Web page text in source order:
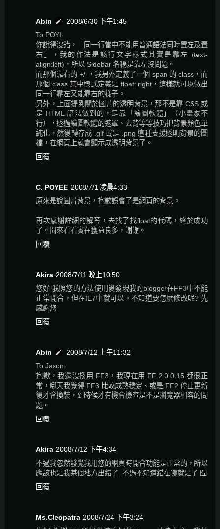
Abin
2008/6/30 下午1:45
To POYI:
你說得沒錯，「同一行當中不能用普通語法同時置左及置
右」，我的作法是該行文字樣式其實是靠左 (text-
align:left)，所以 Sidebar 名稱是靠左沒問題。
而那個靠右的 +/-，我另外定義了一個 span 的 class，而
那個 class 其中樣式定義是 float: right，這樣就可以做出
同一行靠左又能靠右的樣子。
另外，上面提到關於圖片的透明背景，那不是靠 CSS 或
是 HTML 語法做到的，是靠「繪圖軟體」（小畫家不
行），透過繪圖軟體的遮罩、去背等等技巧把背景顏色單
純化，然後轉存成 .gif 或是 .png 這種支援透明背景的圖
檔，在網頁上就會顯示成透明背景了。
回覆
C. POYEE 2008/7/1 凌晨4:33
原來是說圖片背景，抱歉誤會了是網頁的背景。
再次感謝詳細的解答，去找了找float的代碼，終於成功
了。閒來看看實在獲益良多，謝謝。
回覆
Akira 2008/7/11 晚上10:50
您好 我照您的方法使用後發現我的blogger在FF3中不能
正常開合，但在IE7中就可以。不知道要怎麼修改呢? 先
感謝您
回覆
Abin
2008/7/12 上午11:32
To Jason:
抱歉，我還沒換用 FF3，我現在用 FF 2.0.0.15 都很正
常，哪天我覺得 FF3 比較成熟穩定、或是 FF2 停止更新
後才會換裝，到時候才有機會檢查是不是瀏覽器相容的問
題。
回覆
Akira 2008/7/12 下午4:34
不過我忽然發覺我用您的網頁時開合功能是正常的，所以
應該也是我某個地方出錯了..不過不知道錯在哪就是了 囧
回覆
Ms.Cleopatra 2008/7/24 下午3:24